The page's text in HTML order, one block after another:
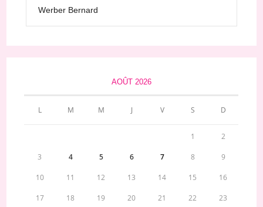
Werber Bernard
AOÛT 2026
L M M J V S D
1 2
3 4 5 6 7 8 9
10 11 12 13 14 15 16
17 18 19 20 21 22 23